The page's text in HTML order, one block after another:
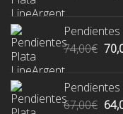
era:
74,00€ El
era:
67,00€ El